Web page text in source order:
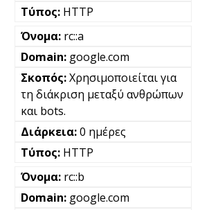
HTTP
rc::a
google.com
Χρησιμοποιείται για
τη διάκριση μεταξύ ανθρώπων
και bots.
0 ημέρες
HTTP
rc::b
google.com